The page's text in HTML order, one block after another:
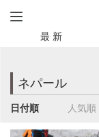
最 新
ネパール
日付順 人気順